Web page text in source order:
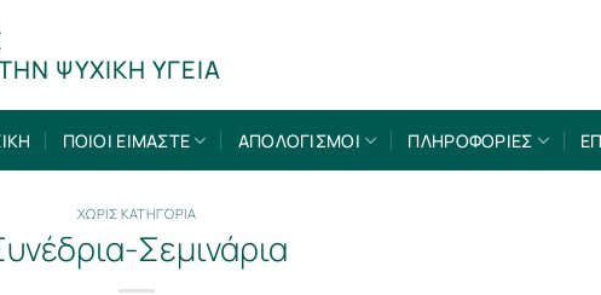
ΨΥΧΙΚΗ ΥΓΕΙΑ
ΠΟΙΟΙ ΕΙΜΑΣΤΕ ΑΠΟΛΟΓΙΣΜΟΙ ΠΛΗΡΟΦΟΡΙΕΣ
ΧΩΡΙΣ ΚΑΤΗΓΟΡΙΑ
Σεμινάρια